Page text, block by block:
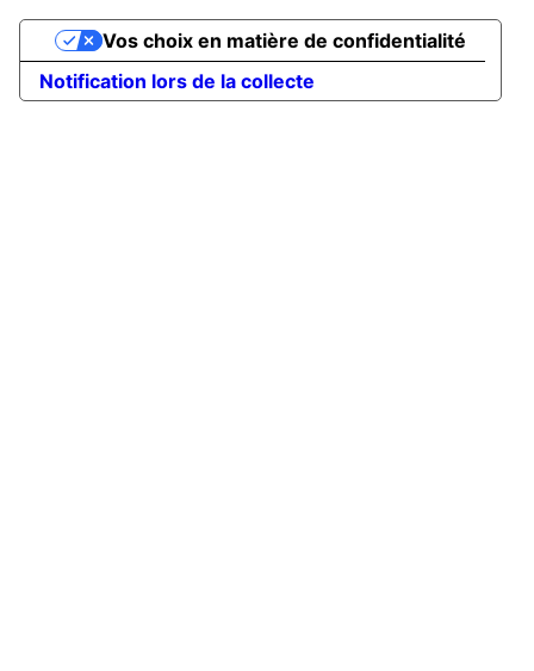
Notification lors de la collecte
Vos choix en matière de confidentialité